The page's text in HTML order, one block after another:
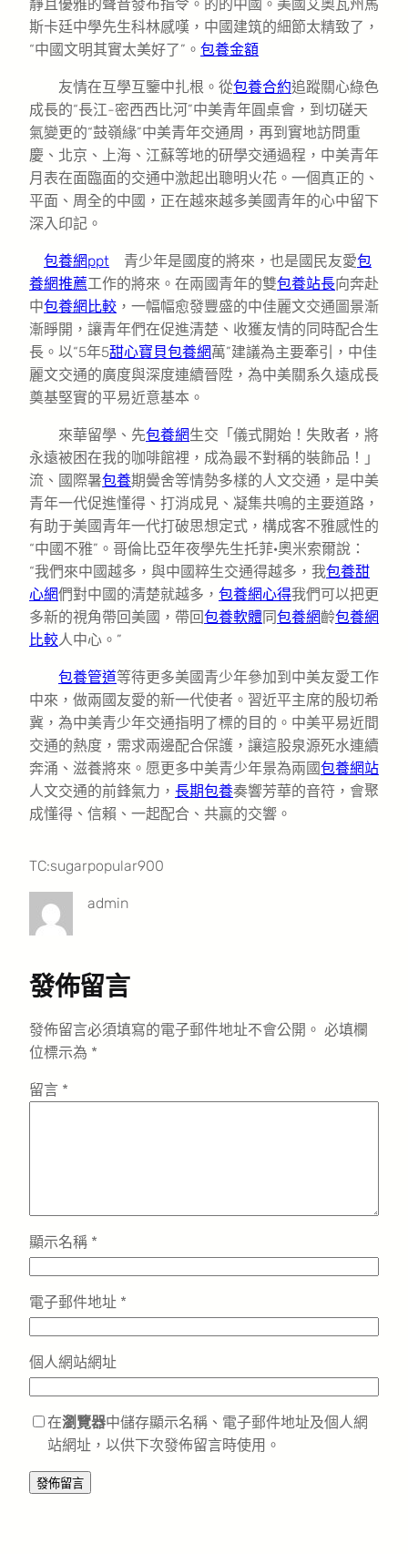
靜且優雅的聲音發布指令。的的中國。美國艾奧瓦州馬
斯卡廷中學先生科林感嘆，中國建筑的細節太精致了，
“中國文明其實太美好了”。 包養金額
友情在互學互鑒中扎根。從包養合約追蹤關心綠色
成長的“長江-密西西比河”中美青年圓桌會，到切磋天
氣變更的“鼓嶺緣”中美青年交通周，再到實地訪問重
慶、北京、上海、江蘇等地的研學交通過程，中美青年
月表在面臨面的交通中激起出聰明火花。一個真正的、
平面、周全的中國，正在越來越多美國青年的心中留下
深入印記。
包養網ppt 青少年是國度的將來，也是國民友愛包
養網推薦工作的將來。在兩國青年的雙包養站長向奔赴
中包養網比較 ，一幅幅愈發豐盛的中佳麗文交通圖景漸
漸睜開，讓青年們在促進清楚、收獲友情的同時配合生
長。以“5年5甜心寶貝包養網萬”建議為主要牽引，中佳
麗文交通的廣度與深度連續晉陞，為中美關系久遠成長
奠基堅實的平易近意基本。
來華留學、先包養網生交「儀式開始！失敗者，將
永遠被困在我的咖啡館裡，成為最不對稱的裝飾品！」
流、國際暑包養期黌舍等情勢多樣的人文交通，是中美
青年一代促進懂得、打消成見、凝集共鳴的主要道路，
有助于美國青年一代打破思想定式，構成客不雅感性的
“中國不雅”。哥倫比亞年夜學先生托菲·奧米索爾說：
“我們來中國越多，與中國粹生交通得越多，我包養甜
心網們對中國的清楚就越多， 包養網心得我們可以把更
多新的視角帶回美國，帶回包養軟體同包養網齡包養網
比較人中心。”
包養管道等待更多美國青少年參加到中美友愛工作
中來，做兩國友愛的新一代使者。習近平主席的殷切希
冀，為中美青少年交通指明了標的目的。中美平易近間
交通的熱度，需求兩邊配合保護，讓這股泉源死水連續
奔涌、滋養將來。愿更多中美青少年景為兩國包養網站
人文交通的前鋒氣力， 長期包養奏響芳華的音符，會聚
成懂得、信賴、一起配合、共贏的交響。
TC:sugarpopular900
admin
發佈留言
發佈留言必須填寫的電子郵件地址不會公開。 必填欄
位標示為 *
留言 *
顯示名稱 *
電子郵件地址 *
個人網站網址
在瀏覽器中儲存顯示名稱、電子郵件地址及個人網
站網址，以供下次發佈留言時使用。